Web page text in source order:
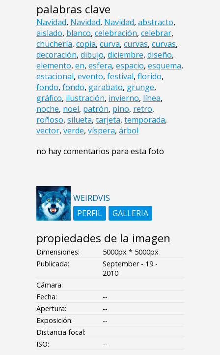
palabras clave
Navidad, Navidad, Navidad, abstracto,
aislado, blanco, celebración, celebrar,
chuchería, copia, curva, curvas, curvas,
decoración, dibujo, diciembre, diseño,
elemento, en, esfera, espacio, esquema,
estacional, evento, festival, florido,
fondo, fondo, garabato, grunge,
gráfico, ilustración, invierno, línea,
noche, noel, patrón, pino, retro,
roñoso, silueta, tarjeta, temporada,
vector, verde, víspera, árbol
no hay comentarios para esta foto
WEIRDVIS
PERFIL
GALLERIA
propiedades de la imagen
Dimensiones:
5000px * 5000px
Publicada:
September - 19 -
2010
Cámara:
Fecha:
--
Apertura:
--
Exposición:
--
Distancia focal:
ISO:
--